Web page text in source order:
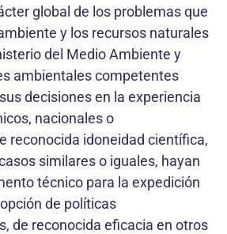
global de los problemas que
y los recursos naturales
del Medio Ambiente y
ambientales competentes
decisiones en la experiencia
nacionales o
reconocida idoneidad científica,
similares o iguales, hayan
técnico para la expedición
de políticas
de reconocida eficacia en otros